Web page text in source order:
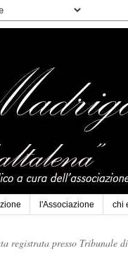
l'Associazione chi
registrata presso Tribunale